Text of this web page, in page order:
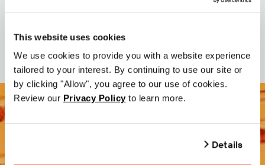
This website uses cookies
We use cookies to provide you with a website experience
tailored to your interest. By continuing to use our site or
by clicking "Allow", you agree to our use of cookies.
Review our Privacy Policy to learn more.
Details
Versão: 12.3
Data: 2026-05-05